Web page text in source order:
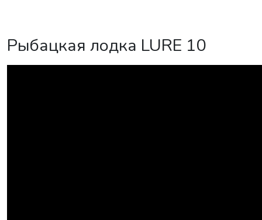
Рыбацкая лодка LURE 10